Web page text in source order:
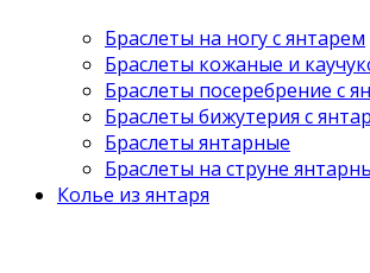
Браслеты на ногу с янтарем
Браслеты кожаные и
Браслеты посеребрение с
Браслеты бижутерия с
Браслеты янтарные
Браслеты на струне
Колье из янтаря